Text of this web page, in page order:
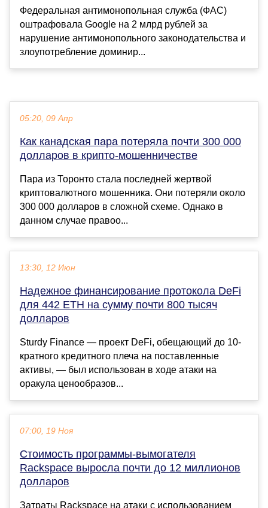
Федеральная антимонопольная служба (ФАС)
оштрафовала Google на 2 млрд рублей за
нарушение антимонопольного законодательства и
злоупотребление доминир...
05:20, 09 Апр
Как канадская пара потеряла почти 300 000
долларов в крипто-мошенничестве
Пара из Торонто стала последней жертвой
криптовалютного мошенника. Они потеряли около
300 000 долларов в сложной схеме. Однако в
данном случае правоо...
13:30, 12 Июн
Надежное финансирование протокола DeFi
для 442 ETH на сумму почти 800 тысяч
долларов
Sturdy Finance — проект DeFi, обещающий до 10-
кратного кредитного плеча на поставленные
активы, — был использован в ходе атаки на
оракула ценообразов...
07:00, 19 Ноя
Стоимость программы-вымогателя
Rackspace выросла почти до 12 миллионов
долларов
Затраты Rackspace на атаки с использованием